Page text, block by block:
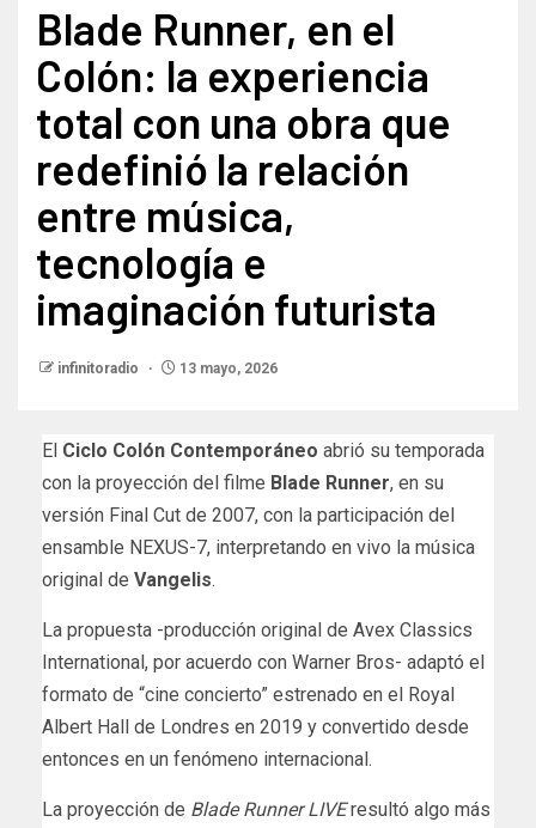
Blade Runner, en el
Colón: la experiencia
total con una obra que
redefinió la relación
entre música,
tecnología e
imaginación futurista
infinitoradio 13 mayo, 2026
El Ciclo Colón Contemporáneo abrió su temporada
con la proyección del filme Blade Runner, en su
versión Final Cut de 2007, con la participación del
ensamble NEXUS-7, interpretando en vivo la música
original de Vangelis.
La propuesta -producción original de Avex Classics
International, por acuerdo con Warner Bros- adaptó el
formato de “cine concierto” estrenado en el Royal
Albert Hall de Londres en 2019 y convertido desde
entonces en un fenómeno internacional.
La proyección de Blade Runner LIVEresultó algo más